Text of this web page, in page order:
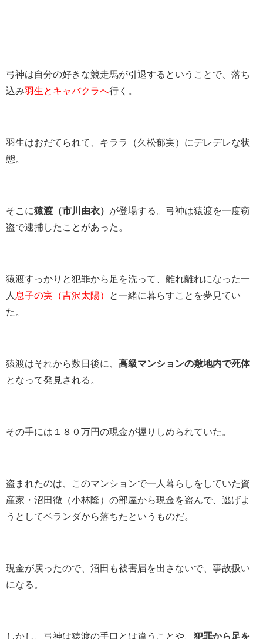
弓神は自分の好きな競走馬が引退するということで、落ち
込み羽生とキャバクラへ行く。
羽生はおだてられて、キララ（久松郁実）にデレデレな状
態。
そこに猿渡（市川由衣） が登場する。弓神は猿渡を一度窃
盗で逮捕したことがあった。
猿渡すっかりと犯罪から足を洗って、離れ離れになった一
人 息子の実（吉沢太陽）
と一緒に暮らすことを夢見てい
た。
猿渡はそれから数日後に、 高級マンションの敷地内で死体
となって発見される。
その手には１８０万円の現金が握りしめられていた。
盗まれたのは、このマンションで一人暮らしをしていた資
産家・沼田徹（小林隆）の部屋から現金を盗んで、逃げよ
うとしてベランダから落ちたというものだ。
現金が戻ったので、沼田も被害届を出さないで、事故扱い
になる。
しかし、弓神は猿渡の手口とは違うことや、 犯罪から足を